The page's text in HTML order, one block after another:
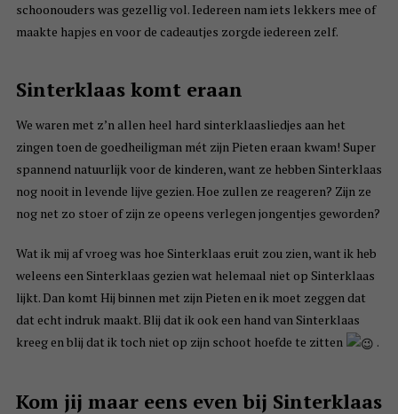
schoonouders was gezellig vol. Iedereen nam iets lekkers mee of
maakte hapjes en voor de cadeautjes zorgde iedereen zelf.
Sinterklaas komt eraan
We waren met z’n allen heel hard sinterklaasliedjes aan het
zingen toen de goedheiligman mét zijn Pieten eraan kwam! Super
spannend natuurlijk voor de kinderen, want ze hebben Sinterklaas
nog nooit in levende lijve gezien. Hoe zullen ze reageren? Zijn ze
nog net zo stoer of zijn ze opeens verlegen jongentjes geworden?
Wat ik mij af vroeg was hoe Sinterklaas eruit zou zien, want ik heb
weleens een Sinterklaas gezien wat helemaal niet op Sinterklaas
lijkt. Dan komt Hij binnen met zijn Pieten en ik moet zeggen dat
dat echt indruk maakt. Blij dat ik ook een hand van Sinterklaas
kreeg en blij dat ik toch niet op zijn schoot hoefde te zitten
.
Kom jij maar eens even bij Sinterklaas